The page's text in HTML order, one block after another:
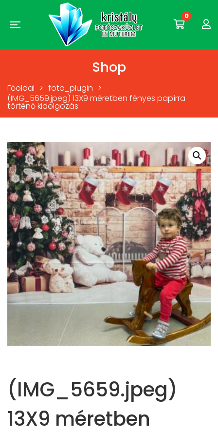
0
Shop
Főoldal > foto_plugin >
(IMG_5659.jpeg) 13X9 méretben fényes papírra
történő kidolgozás
(IMG_5659.jpeg)
13X9 méretben